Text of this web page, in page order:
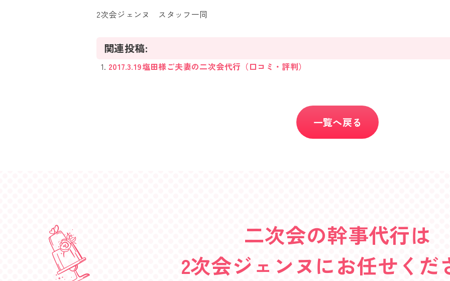
2次会ジェンヌ スタッフ一同
関連投稿:
2017.3.19塩田様ご夫妻の二次会代行（口コミ・評判）
一覧へ戻る
二次会の幹事代行は
2次会ジェンヌにお任せくだ